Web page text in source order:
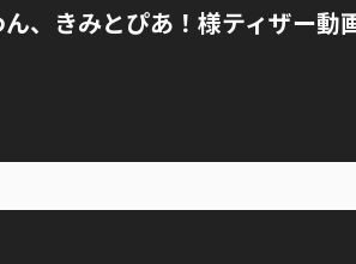
、きみとぴあ！様ティザー動